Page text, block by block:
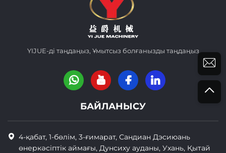
YIJUE-ді таңдаңыз, Ұмытсыз болғанызды таңдаңыз
БАЙЛАНЫСУ
4-қабат, 1-бөлім, 3-ғимарат, Сандиан Дэсиюань
өнеркәсіптік аймағы, Дунсиху ауданы, Ухань, Қытай